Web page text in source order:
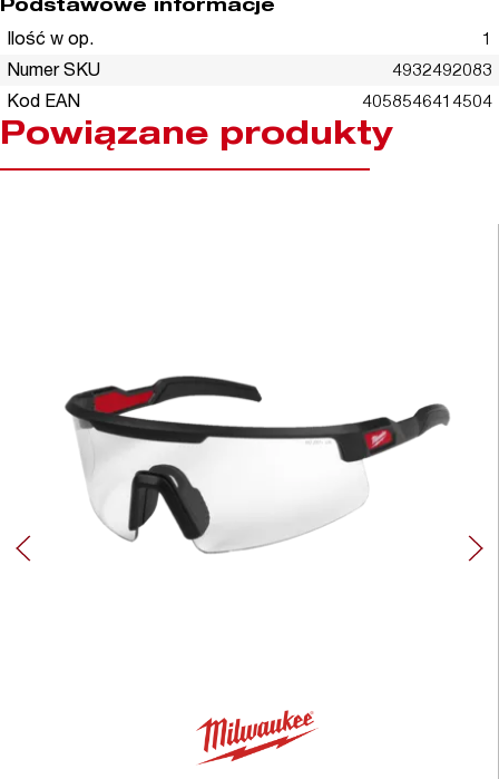
Podstawowe informacje
Ilość w op.
1
Numer SKU
4932492083
Kod EAN
4058546414504
Powiązane produkty